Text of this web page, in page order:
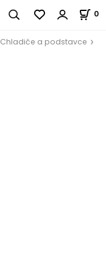
0
Chladiče a podstavce